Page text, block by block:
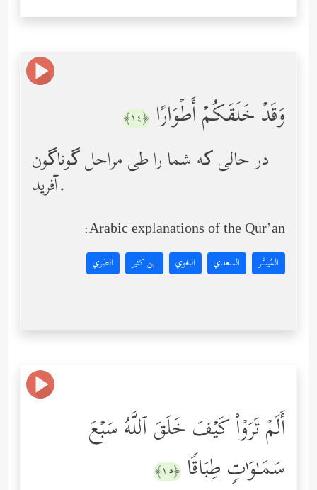
وَقَدۡ خَلَقَكُمۡ أَطۡوَارًا ﴿١٤﴾
در حالی ‌که شما را طی مراحل گوناگون
آفرید.
Arabic explanations of the Qur’an:
المُيسَّر السعدي البغوي ابن كثير الطبري
أَلَمۡ تَرَوۡاْ كَیۡفَ خَلَقَ ٱللَّهُ سَبۡعَ
سَمَـٰوَ ٰ⁠تࣲ طِبَاقࣰا ﴿١٥﴾